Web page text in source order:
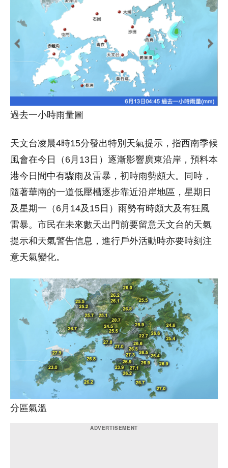
過去一小時雨量圖
天文台凌晨4時15分發出特別天氣提示，指西南季候
風會在今日（6月13日）逐漸影響廣東沿岸，預料本
港今日間中有驟雨及雷暴，初時雨勢頗大。同時，
隨著華南的一道低壓槽逐步靠近沿岸地區，星期日
及星期一（6月14及15日）雨勢有時頗大及有狂風
雷暴。市民在未來數天出門前要留意天文台的天氣
提示和天氣警告信息，進行戶外活動時亦要時刻注
意天氣變化。
分區氣溫